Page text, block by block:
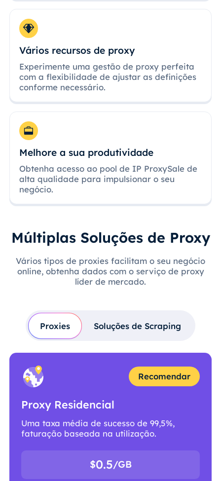
Vários recursos de proxy
Experimente uma gestão de proxy perfeita
com a flexibilidade de ajustar as definições
conforme necessário.
Melhore a sua produtividade
Obtenha acesso ao pool de IP ProxySale de
alta qualidade para impulsionar o seu
negócio.
Múltiplas Soluções de Proxy
Vários tipos de proxies facilitam o seu negócio
online, obtenha dados com o serviço de proxy
líder de mercado.
Proxies Soluções de Scraping
Recomendar
Proxy Residencial
Uma taxa média de sucesso de 99,5%,
faturação baseada na utilização.
$0.5/GB